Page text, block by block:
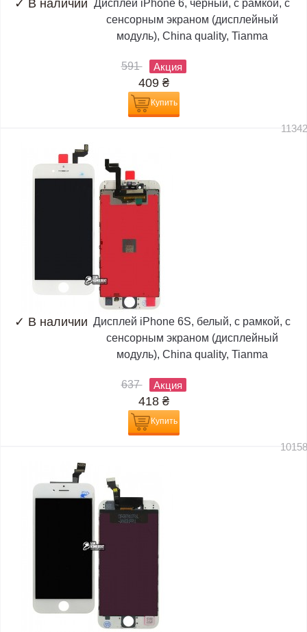
✓ В наличии Дисплей iPhone 6, черный, с рамкой, с
сенсорным экраном (дисплейный
модуль), China quality, Tianma
591 Акция
409 ₴
Купить
✓ В наличии Дисплей iPhone 6S, белый, с рамкой, с
сенсорным экраном (дисплейный
модуль), China quality, Tianma
637 Акция
418 ₴
Купить